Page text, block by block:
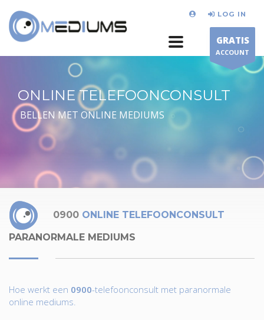
LOG IN
GRATIS
ACCOUNT
ONLINE TELEFOONCONSULT
BELLEN MET ONLINE MEDIUMS
0900 ONLINE TELEFOONCONSULT
PARANORMALE MEDIUMS
Hoe werkt een 0900-telefoonconsult met paranormale
online mediums.